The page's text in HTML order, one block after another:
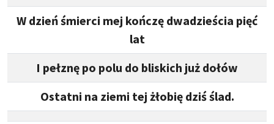
W dzień śmierci mej kończę dwadzieścia pięć
lat
I pełznę po polu do bliskich już dołów
Ostatni na ziemi tej żłobię dziś ślad.